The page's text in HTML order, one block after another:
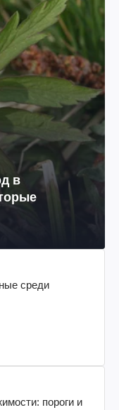
в
среди
пороги и